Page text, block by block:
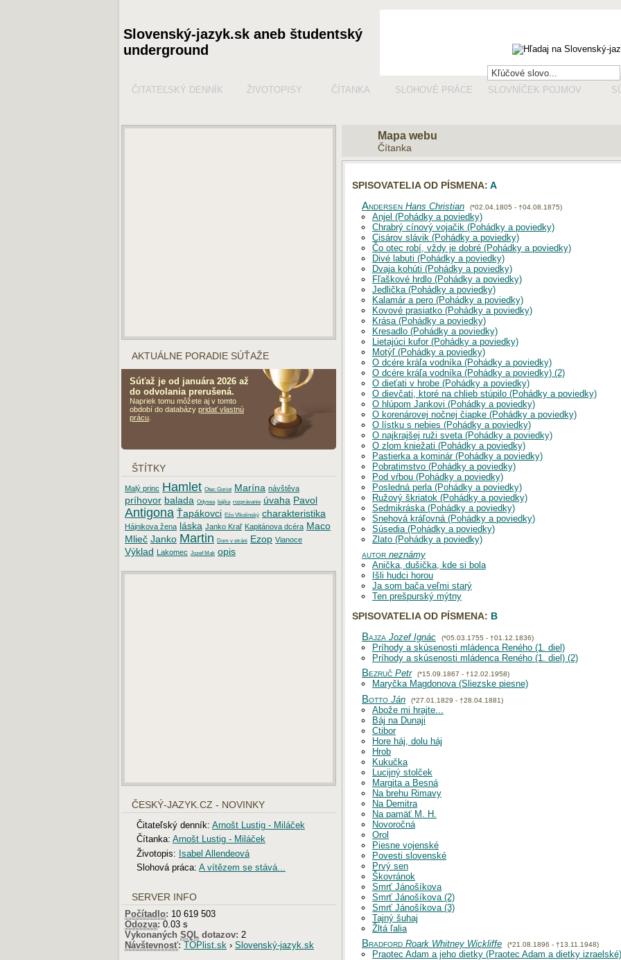
Slovenský-jazyk.sk aneb študentský
underground
ČITATEĽSKÝ DENNÍK ŽIVOTOPISY ČÍTANKA SLOHOVÉ PRÁCE SLOVNÍČEK POJMOV
Mapa webu
Čítanka
SPISOVATELIA OD PÍSMENA: A
Andersen Hans Christian (*02.04.1805 - †04.08.1875)
Anjel (Pohádky a poviedky)
Chrabrý cínový vojačik (Pohádky a poviedky)
Cisárov slávik (Pohádky a poviedky)
Čo otec robí, vždy je dobré (Pohádky a poviedky)
Divé labuti (Pohádky a poviedky)
Dvaja kohúti (Pohádky a poviedky)
Fľaškové hrdlo (Pohádky a poviedky)
Jedlička (Pohádky a poviedky)
Kalamár a pero (Pohádky a poviedky)
Kovové prasiatko (Pohádky a poviedky)
Krása (Pohádky a poviedky)
Kresadlo (Pohádky a poviedky)
Lietajúci kufor (Pohádky a poviedky)
Motýľ (Pohádky a poviedky)
O dcére kráľa vodníka (Pohádky a poviedky)
O dcére kráľa vodníka (Pohádky a poviedky) (2)
O dieťati v hrobe (Pohádky a poviedky)
O dievčati, ktoré na chlieb stúpilo (Pohádky a poviedky)
O hlúpom Jankovi (Pohádky a poviedky)
O korenárovej nočnej čiapke (Pohádky a poviedky)
O lístku s nebies (Pohádky a poviedky)
O najkrajšej ruži sveta (Pohádky a poviedky)
O zlom kniežati (Pohádky a poviedky)
Pastierka a kominár (Pohádky a poviedky)
Pobratimstvo (Pohádky a poviedky)
Pod vŕbou (Pohádky a poviedky)
Posledná perla (Pohádky a poviedky)
Ružový škriatok (Pohádky a poviedky)
Sedmikráska (Pohádky a poviedky)
Snehová kráľovná (Pohádky a poviedky)
Súsedia (Pohádky a poviedky)
Zlato (Pohádky a poviedky)
autor neznámy
Anička, dušička, kde si bola
Išli hudci horou
Ja som bača veľmi starý
Ten prešpurský mýtny
SPISOVATELIA OD PÍSMENA: B
Bajza Jozef Ignác (*05.03.1755 - †01.12.1836)
Príhody a skúsenosti mládenca Reného (1. diel)
Príhody a skúsenosti mládenca Reného (1. diel) (2)
Bezruč Petr (*15.09.1867 - †12.02.1958)
Maryčka Magdonova (Sliezske piesne)
Botto Ján (*27.01.1829 - †28.04.1881)
Abože mi hrajte...
Báj na Dunaji
Ctibor
Hore háj, dolu háj
Hrob
Kukučka
Lucijný stolček
Margita a Besná
Na brehu Rimavy
Na Demitra
Na pamäť M. H.
Novoročná
Orol
Piesne vojenské
Povesti slovenské
Prvý sen
Škovránok
Smrť Jánošíkova
Smrť Jánošíkova (2)
Smrť Jánošíkova (3)
Tajný šuhaj
Žltá ľalia
Bradford Roark Whitney Wickliffe (*21.08.1896 - †13.11.1948)
Praotec Adam a jeho dietky (Praotec Adam a dietky izraelské)
AKTUÁLNE PORADIE SÚŤAŽE
Súťaž je od januára 2026 až
do odvolania prerušená.
Napriek tomu môžete aj v tomto
období do databázy pridať vlastnú
prácu
ŠTÍTKY
Malý princ Hamlet Otec Goriot Marína návštěva
príhovor balada Odysea bájka rozprávanie úvaha Pavol
Antigona Ťapákovci Ežo Vlkolinský charakteristika
Hájnikova žena láska Janko Kraľ Kapitánova dcéra Maco
Mlieč Janko Martin Dom v stráni Ezop Vianoce
Výklad Lakomec Jozef Mak opis
ČESKÝ-JAZYK.CZ - NOVINKY
Čitateľský denník: Arnošt Lustig - Miláček
Čítanka: Arnošt Lustig - Miláček
Životopis: Isabel Allendeová
Slohová práca: A vítězem se stává...
SERVER INFO
Počítadlo: 10 619 503
Odozva: 0.03 s
Vykonaných SQL dotazov: 2
Návštevnosť: TOPlist.sk › Slovenský-jazyk.sk